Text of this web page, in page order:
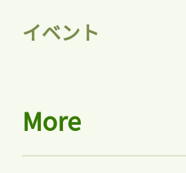
イベント
More